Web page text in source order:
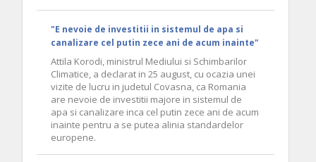
"E nevoie de investitii in sistemul de apa si
canalizare cel putin zece ani de acum inainte"
Attila Korodi, ministrul Mediului si Schimbarilor
Climatice, a declarat in 25 august, cu ocazia unei
vizite de lucru in judetul Covasna, ca Romania
are nevoie de investitii majore in sistemul de
apa si canalizare inca cel putin zece ani de acum
inainte pentru a se putea alinia standardelor
europene.